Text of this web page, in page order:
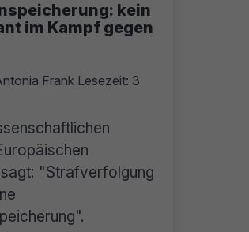
kein
im Kampf gegen
FrankLesezeit: 3
"Strafverfolgung